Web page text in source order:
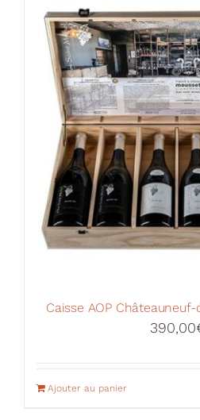
Caisse AOP
390,00
Ajouter au panier